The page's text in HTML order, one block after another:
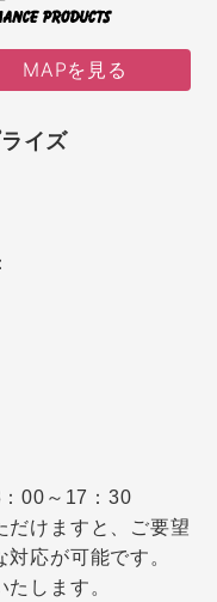
MAPを見る
イズ
00～17：30
けますと、ご要望
応が可能です。
します。